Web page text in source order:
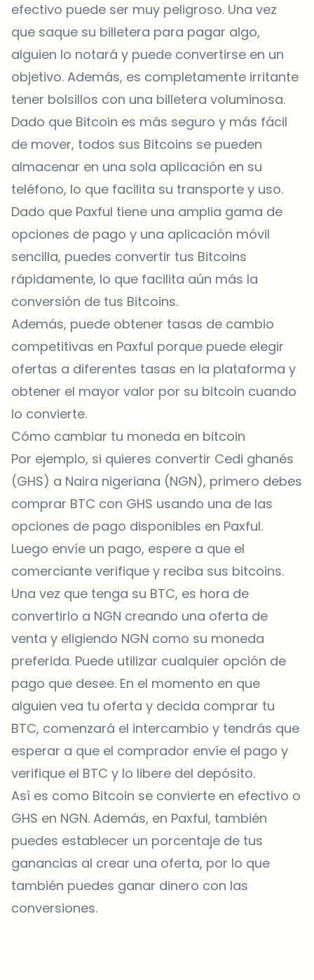
efectivo puede ser muy peligroso. Una vez
que saque su billetera para pagar algo,
alguien lo notará y puede convertirse en un
objetivo. Además, es completamente irritante
tener bolsillos con una billetera voluminosa.
Dado que Bitcoin es más seguro y más fácil
de mover, todos sus Bitcoins se pueden
almacenar en una sola aplicación en su
teléfono, lo que facilita su transporte y uso.
Dado que Paxful tiene una amplia gama de
opciones de pago y una aplicación móvil
sencilla, puedes convertir tus Bitcoins
rápidamente, lo que facilita aún más la
conversión de tus Bitcoins.
Además, puede obtener tasas de cambio
competitivas en Paxful porque puede elegir
ofertas a diferentes tasas en la plataforma y
obtener el mayor valor por su bitcoin cuando
lo convierte.
Cómo cambiar tu moneda en bitcoin
Por ejemplo, si quieres convertir Cedi ghanés
(GHS) a Naira nigeriana (NGN), primero debes
comprar BTC con GHS usando una de las
opciones de pago disponibles en Paxful.
Luego envíe un pago, espere a que el
comerciante verifique y reciba sus bitcoins.
Una vez que tenga su BTC, es hora de
convertirlo a NGN creando una oferta de
venta y eligiendo NGN como su moneda
preferida. Puede utilizar cualquier opción de
pago que desee. En el momento en que
alguien vea tu oferta y decida comprar tu
BTC, comenzará el intercambio y tendrás que
esperar a que el comprador envíe el pago y
verifique el BTC y lo libere del depósito.
Así es como Bitcoin se convierte en efectivo o
GHS en NGN. Además, en Paxful, también
puedes establecer un porcentaje de tus
ganancias al crear una oferta, por lo que
también puedes ganar dinero con las
conversiones.